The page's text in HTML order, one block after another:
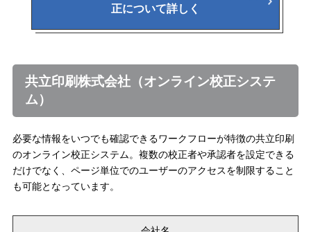
正について詳しく
共立印刷株式会社（オンライン校正システ
ム）
必要な情報をいつでも確認できるワークフローが特徴の共立印刷
のオンライン校正システム。複数の校正者や承認者を設定できる
だけでなく、ページ単位でのユーザーのアクセスを制限すること
も可能となっています。